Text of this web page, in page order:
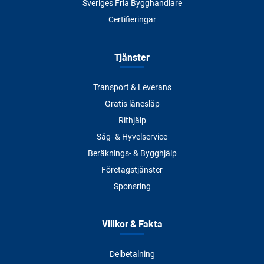
Sveriges Fria Bygghandlare
Certifieringar
Tjänster
Transport & Leverans
Gratis lånesläp
Rithjälp
Såg- & Hyvelservice
Beräknings- & Bygghjälp
Företagstjänster
Sponsring
Villkor & Fakta
Delbetalning